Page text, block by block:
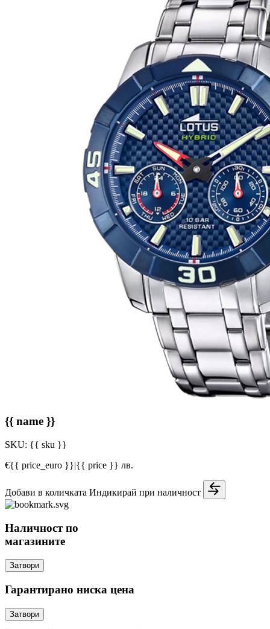
{{ name }}
SKU: {{ sku }}
€{{ price_euro }}|{{ price }} лв.
Добави в количката Индикирай при наличност
Наличност по
магазините
Затвори
Гарантирано ниска цена
Затвори